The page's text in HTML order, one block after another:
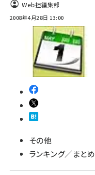
llmo (1167)
Web担編集部
2008年4月28日 13:00
その他
ランキング／まとめ